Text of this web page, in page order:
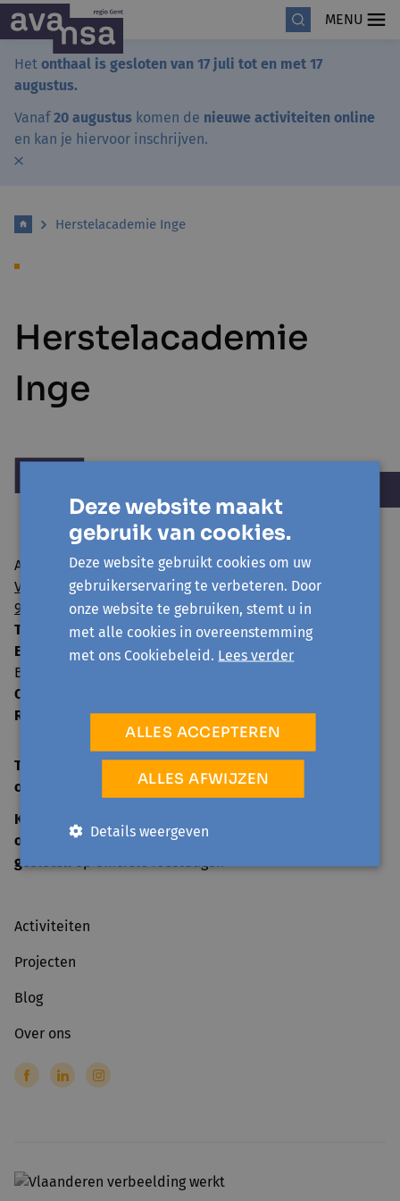
MENU
Het onthaal is gesloten van 17 juli tot en met 17
augustus.
Vanaf20 augustus komen de nieuwe activiteiten online
en kan je hiervoor inschrijven.
Herstelacademie Inge
Herstelacademie
Inge
Avansa regio Gent vzw
Visserij 106/1
9000 Gent
T:
09 224 22 65
E:
info@avansa-regiogent.be
BE15 8939 4415 5730
Ondernemingsnummer:
RPR:
Oost-Vlaanderen
TELEFONISCH ONTHAAL
open
ma-vr 09:00-12:30
KANTOOR
open
ma-vr 09:00-12:30
geslotenop officiële feestdagen
Activiteiten
Projecten
Blog
Over ons
Deze website maakt
gebruik van cookies.
Deze website gebruikt cookies om uw
gebruikerservaring te verbeteren. Door
onze website te gebruiken, stemt u in
met alle cookies in overeenstemming
met ons Cookiebeleid. Lees verder
ALLES ACCEPTEREN
ALLES AFWIJZEN
Details weergeven